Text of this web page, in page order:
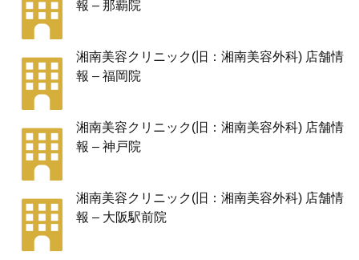
報 – 那覇院
湘南美容クリニック(旧：湘南美容外科) 店舗情
報 – 福岡院
湘南美容クリニック(旧：湘南美容外科) 店舗情
報 – 神戸院
湘南美容クリニック(旧：湘南美容外科) 店舗情
報 – 大阪駅前院